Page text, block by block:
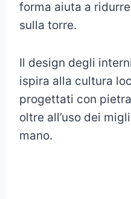
forma aiuta a
sulla torre.
Il design degli
ispira alla cultura
progettati con
oltre all’uso dei
mano.